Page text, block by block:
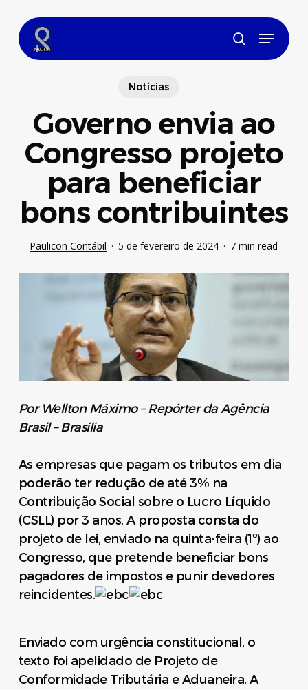
main
content
search
Menu
Notícias
Governo envia ao
Congresso projeto
para beneficiar
bons contribuintes
Paulicon Contábil 5 de fevereiro de 2024 7 min read
Por Wellton Máximo – Repórter da Agência
Brasil – Brasília
As empresas que pagam os tributos em dia
poderão ter redução de até 3% na
Contribuição Social sobre o Lucro Líquido
(CSLL) por 3 anos. A proposta consta do
projeto de lei, enviado na quinta-feira (1º) ao
Congresso, que pretende beneficiar bons
pagadores de impostos e punir devedores
reincidentes.
Enviado com urgência constitucional, o
texto foi apelidado de Projeto de
Conformidade Tributária e Aduaneira. A